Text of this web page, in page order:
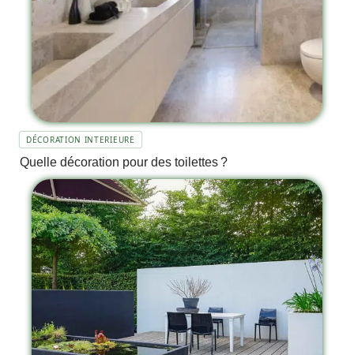
DÉCORATION INTERIEURE
Quelle décoration pour des toilettes ?